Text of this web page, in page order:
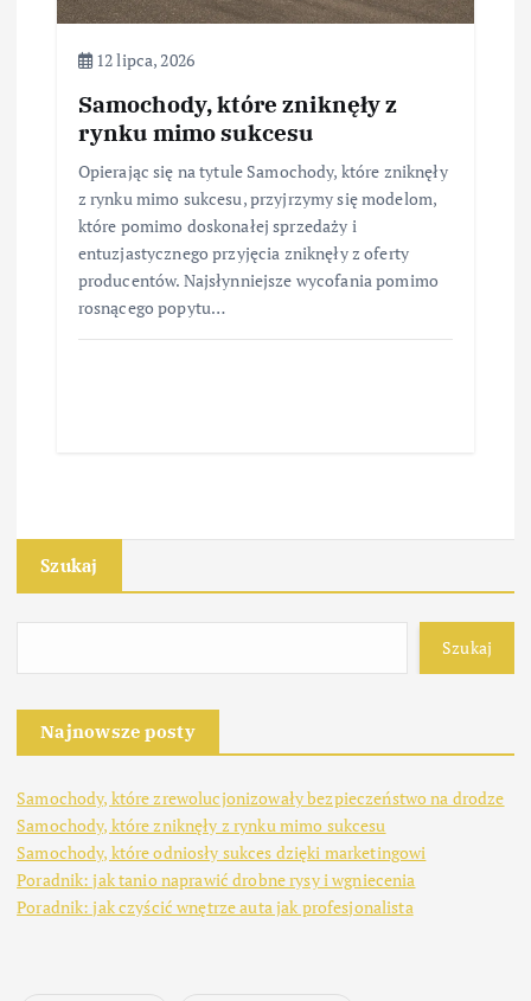
12 lipca, 2026
Samochody, które zniknęły z
rynku mimo sukcesu
Opierając się na tytule Samochody, które zniknęły
z rynku mimo sukcesu, przyjrzymy się modelom,
które pomimo doskonałej sprzedaży i
entuzjastycznego przyjęcia zniknęły z oferty
producentów. Najsłynniejsze wycofania pomimo
rosnącego popytu…
Szukaj
Szukaj
Najnowsze posty
Samochody, które zrewolucjonizowały bezpieczeństwo na drodze
Samochody, które zniknęły z rynku mimo sukcesu
Samochody, które odniosły sukces dzięki marketingowi
Poradnik: jak tanio naprawić drobne rysy i wgniecenia
Poradnik: jak czyścić wnętrze auta jak profesjonalista